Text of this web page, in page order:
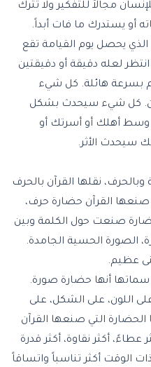
مجالاً للتفكير ولا تترك
أو يستدرك ما فات أبداً.
يحصل يوم القيامة تقع
لعله دقيقة أو دقيقتين
بسرعة هائلة. كل شيء
كل شيء سيحدث بشكل
أهلك أو أسرتك أو
سيحدث الأثر.
نقلها القرآن بالحرف
صنعها القرآن حضارة حرف،
صنعت حول الكلمة وبين
الصورة الحسية الجامدة.
عظيم.
أنها حضارة صورة.
اللون، على الشكل، على
التي صنعها القرآن
عطاءً، أكثر نقاوة، أكثر قدرة
الوقت أكثر تناسباً واتساقاً